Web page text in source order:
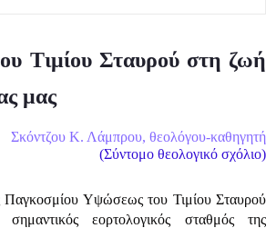
Τιμίου Σταυρού στη ζωή
μας
Σκόντζου Κ. Λάμπρου, θεολόγου-καθηγητή
(Σύντομο θεολογικό σχόλιο)
Παγκοσμίου Υψώσεως του Τιμίου Σταυρού
εορτολογικός σταθμός της